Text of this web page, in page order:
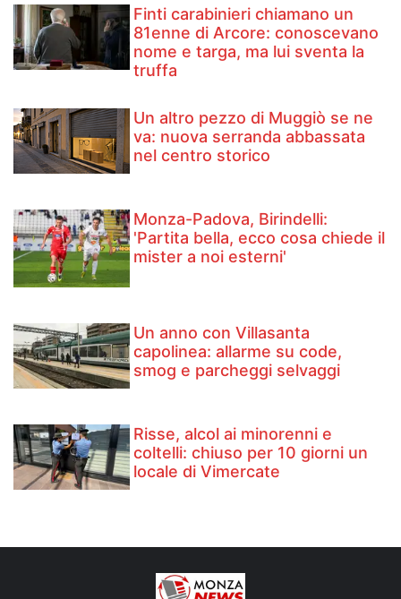
Finti carabinieri chiamano un
81enne di Arcore: conoscevano
nome e targa, ma lui sventa la
truffa
Un altro pezzo di Muggiò se ne
va: nuova serranda abbassata
nel centro storico
Monza-Padova, Birindelli:
'Partita bella, ecco cosa chiede il
mister a noi esterni'
Un anno con Villasanta
capolinea: allarme su code,
smog e parcheggi selvaggi
Risse, alcol ai minorenni e
coltelli: chiuso per 10 giorni un
locale di Vimercate